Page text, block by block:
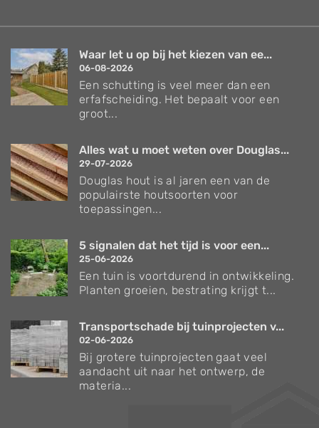
Waar let u op bij het kiezen van ee...
06-08-2026
Een schutting is veel meer dan een
erfafscheiding. Het bepaalt voor een
groot...
Alles wat u moet weten over Douglas...
29-07-2026
Douglas hout is al jaren een van de
populairste houtsoorten voor
toepassingen...
5 signalen dat het tijd is voor een...
25-06-2026
Een tuin is voortdurend in ontwikkeling.
Planten groeien, bestrating krijgt t...
Transportschade bij tuinprojecten v...
02-06-2026
Bij grotere tuinprojecten gaat veel
aandacht uit naar het ontwerp, de
materia...